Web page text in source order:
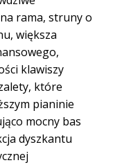
rama, struny o
większa
klawiszy
które
pianinie
mocny bas
dyszkantu